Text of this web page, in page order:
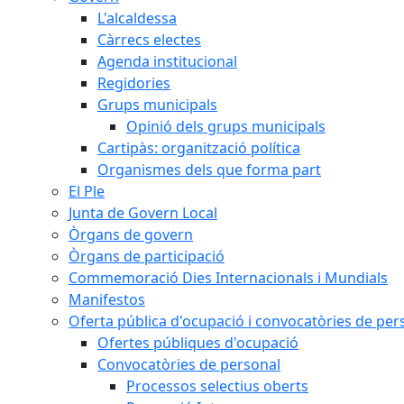
L'alcaldessa
Càrrecs electes
Agenda institucional
Regidories
Grups municipals
Opinió dels grups municipals
Cartipàs: organització política
Organismes dels que forma part
El Ple
Junta de Govern Local
Òrgans de govern
Òrgans de participació
Commemoració Dies Internacionals i Mundials
Manifestos
Oferta pública d'ocupació i convocatòries de
Ofertes públiques d'ocupació
Convocatòries de personal
Processos selectius oberts